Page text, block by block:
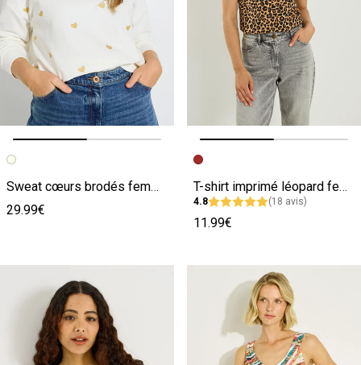
Image précédente
Image suivante
Sweat cœurs brodés femme
29.99€
Image précédente
Image suivante
T-shirt imprimé léopard femme
4.8 (18 avis)
11.99€